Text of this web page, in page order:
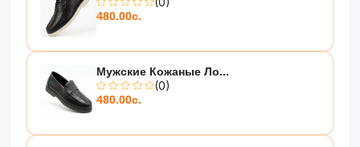
480.00с.
Мужские Кожаные Ло...
(0)
480.00с.